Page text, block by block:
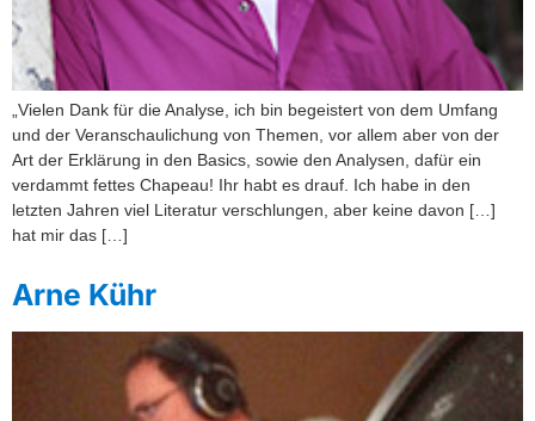
„Vielen Dank für die Analyse, ich bin begeistert von dem Umfang
und der Veranschaulichung von Themen, vor allem aber von der
Art der Erklärung in den Basics, sowie den Analysen, dafür ein
verdammt fettes Chapeau! Ihr habt es drauf. Ich habe in den
letzten Jahren viel Literatur verschlungen, aber keine davon […]
hat mir das […]
Arne Kühr